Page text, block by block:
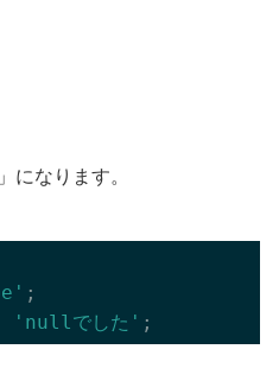
になります。
'nullでした'